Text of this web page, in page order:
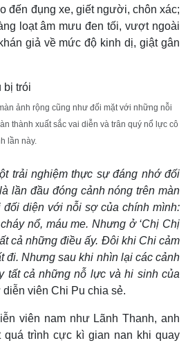
đến đụng xe, giết người, chôn xác;
loạt âm mưu đen tối, vượt ngoài
giả về mức độ kinh dị, giật gân
ảnh rộng cũng như đối mặt với những nỗi
thành xuất sắc vai diễn và trân quý nổ lực cô
lần này.
trải nghiệm thực sự đáng nhớ đối
lần đầu đóng cảnh nóng trên màn
đối diện với nỗi sợ của chính mình:
nổ, máu me. Nhưng ở ‘Chị Chị
cả những điều ấy. Đôi khi Chi cảm
đi. Nhưng sau khi nhìn lại các cảnh
tất cả những nỗ lực và hi sinh của
diễn viên Chi Pu chia sẻ.
viên nam như Lãnh Thanh, anh
quá trình cực kì gian nan khi quay